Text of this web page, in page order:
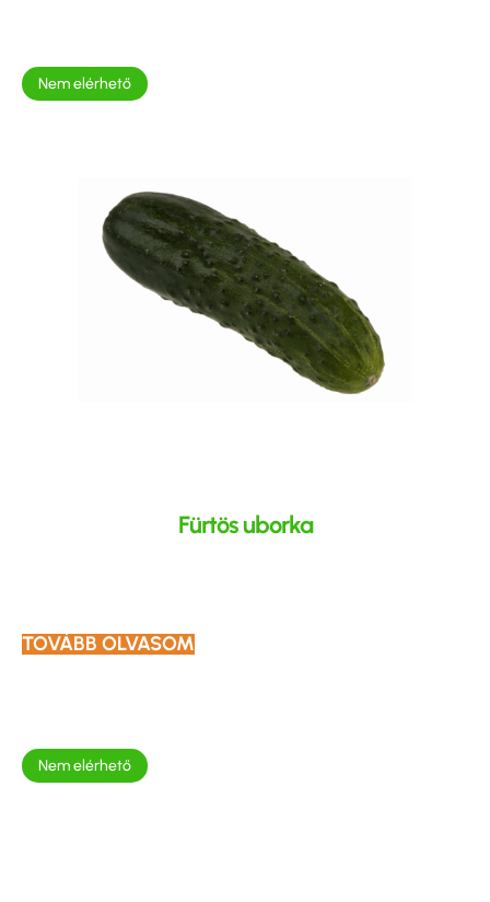
Nem elérhető
Fürtös uborka
TOVÁBB OLVASOM
Nem elérhető